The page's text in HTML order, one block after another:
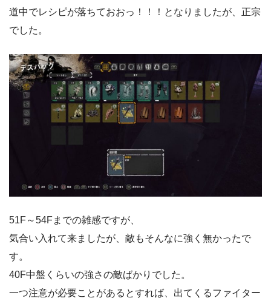
道中でレシピが落ちておおっ！！！となりましたが、正宗
でした。
51F～54Fまでの雑感ですが、
気合い入れて来ましたが、敵もそんなに強く無かったで
す。
40F中盤くらいの強さの敵ばかりでした。
一つ注意が必要ことがあるとすれば、出てくるファイター